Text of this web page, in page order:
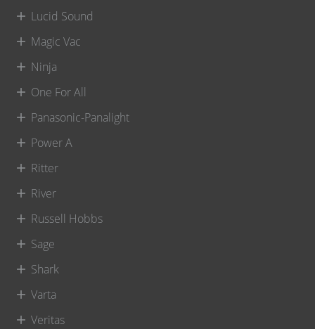
Lucid Sound
Magic Vac
Ninja
One For All
Panasonic-Panalight
Power A
Ritter
River
Russell Hobbs
Sage
Shark
Varta
Veritas